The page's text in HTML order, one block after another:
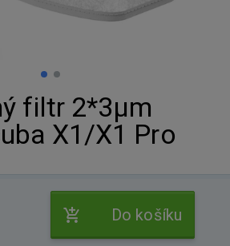
filtr 2*3μm
X1/X1 Pro
Do košíku